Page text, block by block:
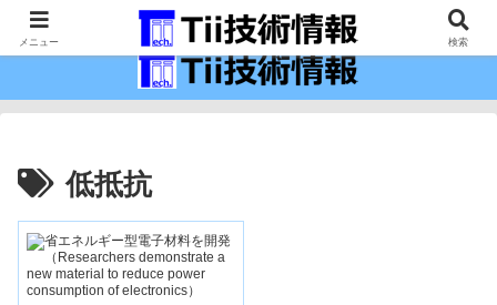
最新の科学技術の情報インフラ。
低抵抗
メニュー 検索